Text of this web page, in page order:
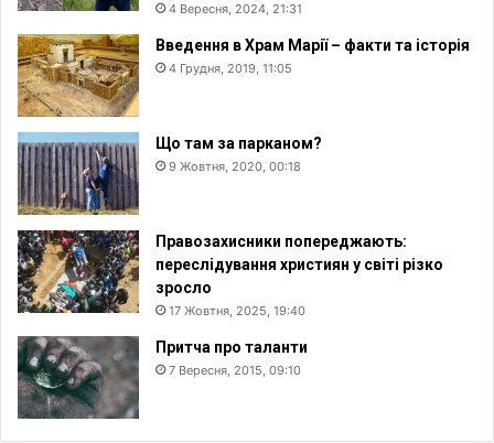
4 Вересня, 2024, 21:31
Введення в Храм Марії – факти та історія
4 Грудня, 2019, 11:05
Що там за парканом?
9 Жовтня, 2020, 00:18
Правозахисники попереджають:
переслідування християн у світі різко
зросло
17 Жовтня, 2025, 19:40
Притча про таланти
7 Вересня, 2015, 09:10